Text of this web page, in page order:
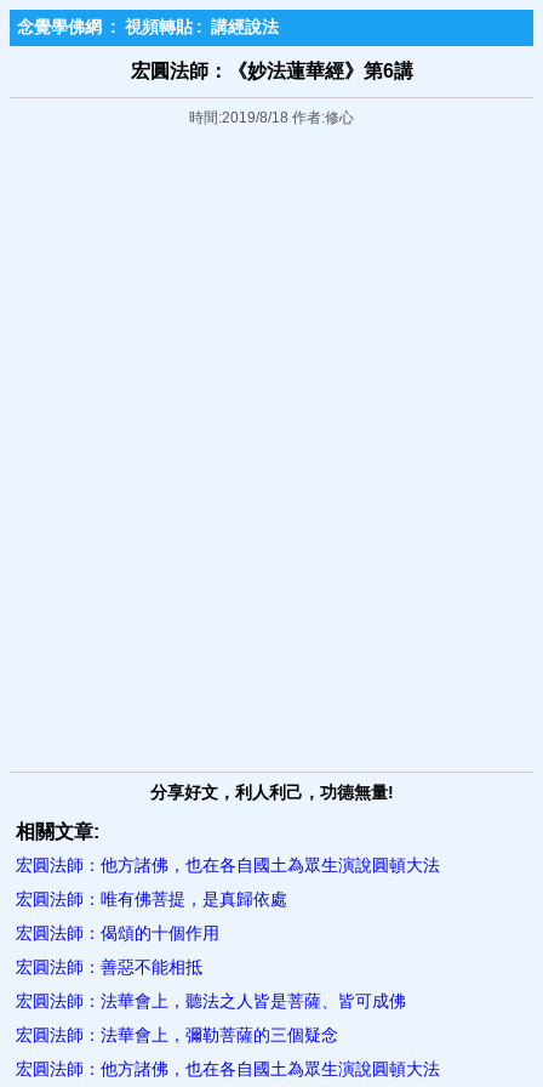
念覺學佛網 : 視頻轉貼 : 講經說法
宏圓法師：《妙法蓮華經》第6講
時間:2019/8/18 作者:修心
分享好文，利人利己，功德無量!
相關文章:
宏圓法師：他方諸佛，也在各自國土為眾生演說圓頓大法
宏圓法師：唯有佛菩提，是真歸依處
宏圓法師：偈頌的十個作用
宏圓法師：善惡不能相抵
宏圓法師：法華會上，聽法之人皆是菩薩、皆可成佛
宏圓法師：法華會上，彌勒菩薩的三個疑念
宏圓法師：他方諸佛，也在各自國土為眾生演說圓頓大法